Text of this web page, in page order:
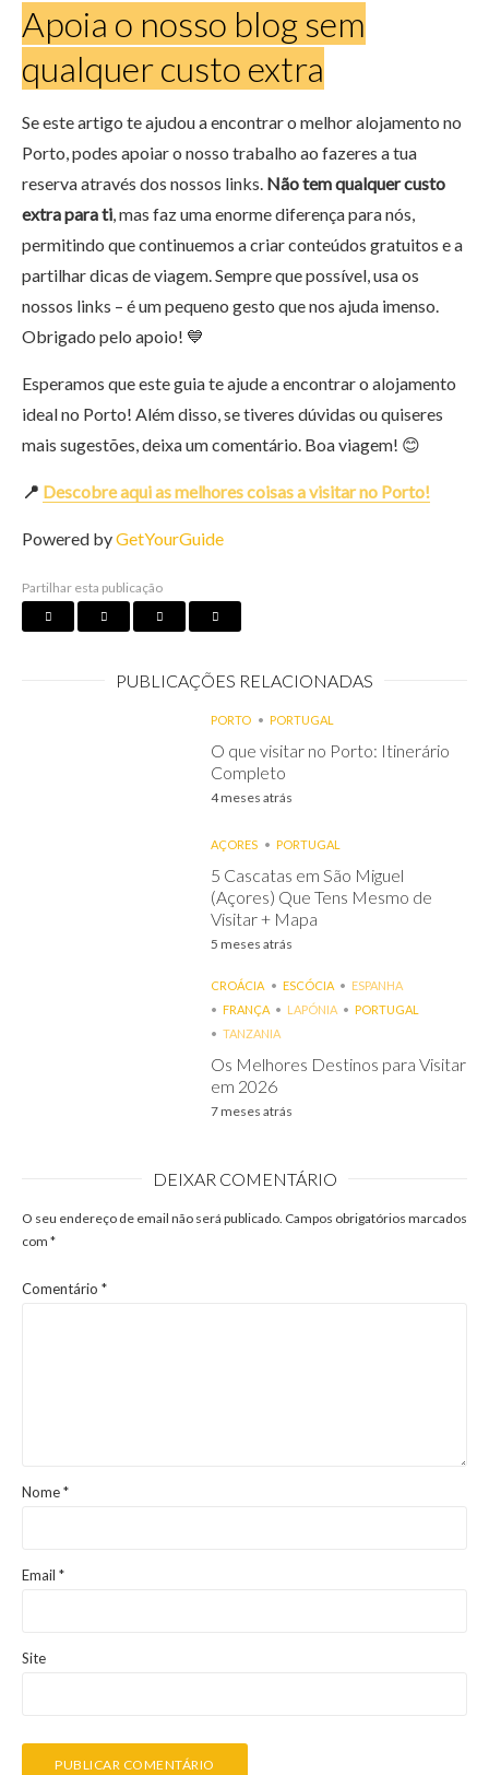
Apoia o nosso blog sem
qualquer custo extra
Se este artigo te ajudou a encontrar o melhor alojamento no
Porto, podes apoiar o nosso trabalho ao fazeres a tua
reserva através dos nossos links. Não tem qualquer custo
extra para ti , mas faz uma enorme diferença para nós,
permitindo que continuemos a criar conteúdos gratuitos e a
partilhar dicas de viagem. Sempre que possível, usa os
nossos links – é um pequeno gesto que nos ajuda imenso.
Obrigado pelo apoio! 💙
Esperamos que este guia te ajude a encontrar o alojamento
ideal no Porto! Além disso, se tiveres dúvidas ou quiseres
mais sugestões, deixa um comentário. Boa viagem! 😊
📍 Descobre aqui as melhores coisas a visitar no Porto!
Powered byGetYourGuide
Partilhar esta publicação
PUBLICAÇÕES RELACIONADAS
PORTO PORTUGAL
O que visitar no Porto: Itinerário
Completo
4 meses atrás
AÇORES PORTUGAL
5 Cascatas em São Miguel
(Açores) Que Tens Mesmo de
Visitar + Mapa
5 meses atrás
CROÁCIA ESCÓCIA
ESPANHA
FRANÇA
LAPÓNIA
PORTUGAL
TANZANIA
Os Melhores Destinos para Visitar
em 2026
7 meses atrás
DEIXAR COMENTÁRIO
O seu endereço de email não será publicado. Campos obrigatórios marcados
com *
Comentário *
Nome*
Email *
Site